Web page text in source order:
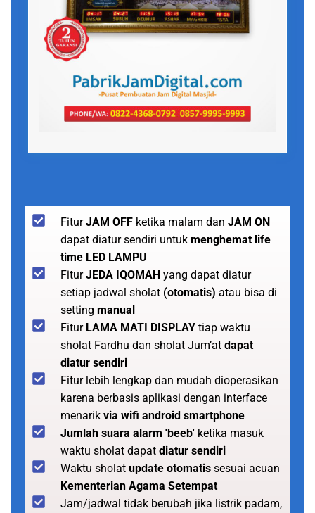
FiturJAM OFF ketika malam dan JAM ON
dapat diatur sendiri untuk menghemat life
time LED LAMPU
FiturJEDA IQOMAH yang dapat diatur
setiap jadwal sholat (otomatis) atau bisa di
setting manual
Fitur LAMA MATI DISPLAY tiap waktu
sholat Fardhu dan sholat Jum’at dapat
diatur sendiri
Fitur lebih lengkap dan mudah dioperasikan
karena berbasis aplikasi dengan interface
menarik via wifi android smartphone
Jumlah suara alarm 'beeb' ketika masuk
waktu sholat dapat diatur sendiri
Waktu sholat update otomatis sesuai acuan
Kementerian Agama Setempat
Jam/jadwal tidak berubah jika listrik padam,